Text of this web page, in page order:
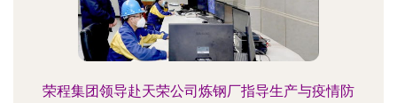
荣程集团领导赴天荣公司炼钢厂指导生产与疫情防